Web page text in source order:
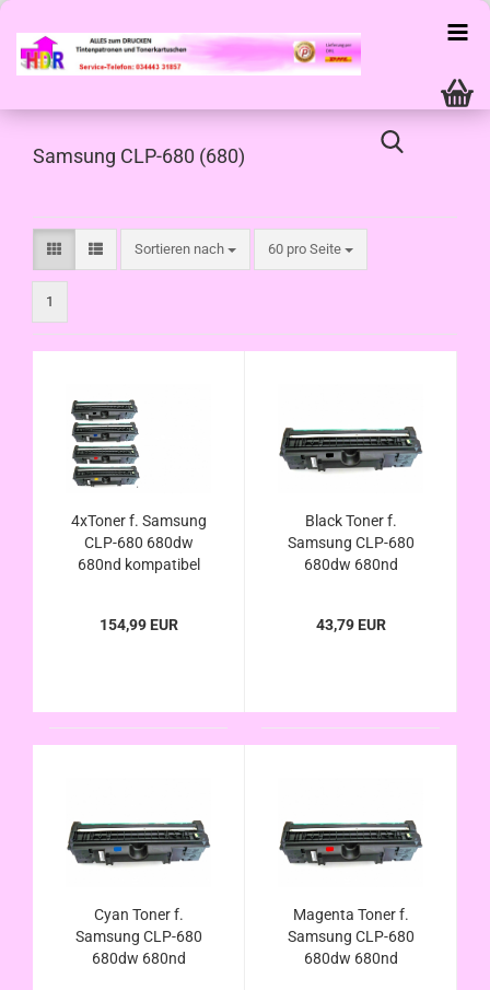
Samsung CLP-680 (680)
Sortieren nach
Sortieren nach 60 pro Seite
pro Seite
1
4xToner f. Samsung
CLP-680 680dw
680nd kompatibel
154,99 EUR
Black Toner f.
Samsung CLP-680
680dw 680nd
43,79 EUR
Cyan Toner f.
Samsung CLP-680
680dw 680nd
Magenta Toner f.
Samsung CLP-680
680dw 680nd